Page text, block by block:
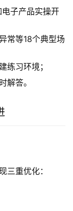
子产品实操开
常等18个典型场
练习环境；
解答。
三重优化：